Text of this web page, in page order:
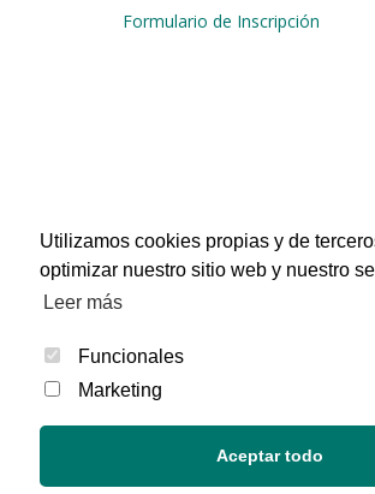
Utilizamos cookies propias y de
optimizar nuestro sitio web y nuestro
Leer más
Funcionales
Marketing
Aceptar todo
Formulario de Inscripción